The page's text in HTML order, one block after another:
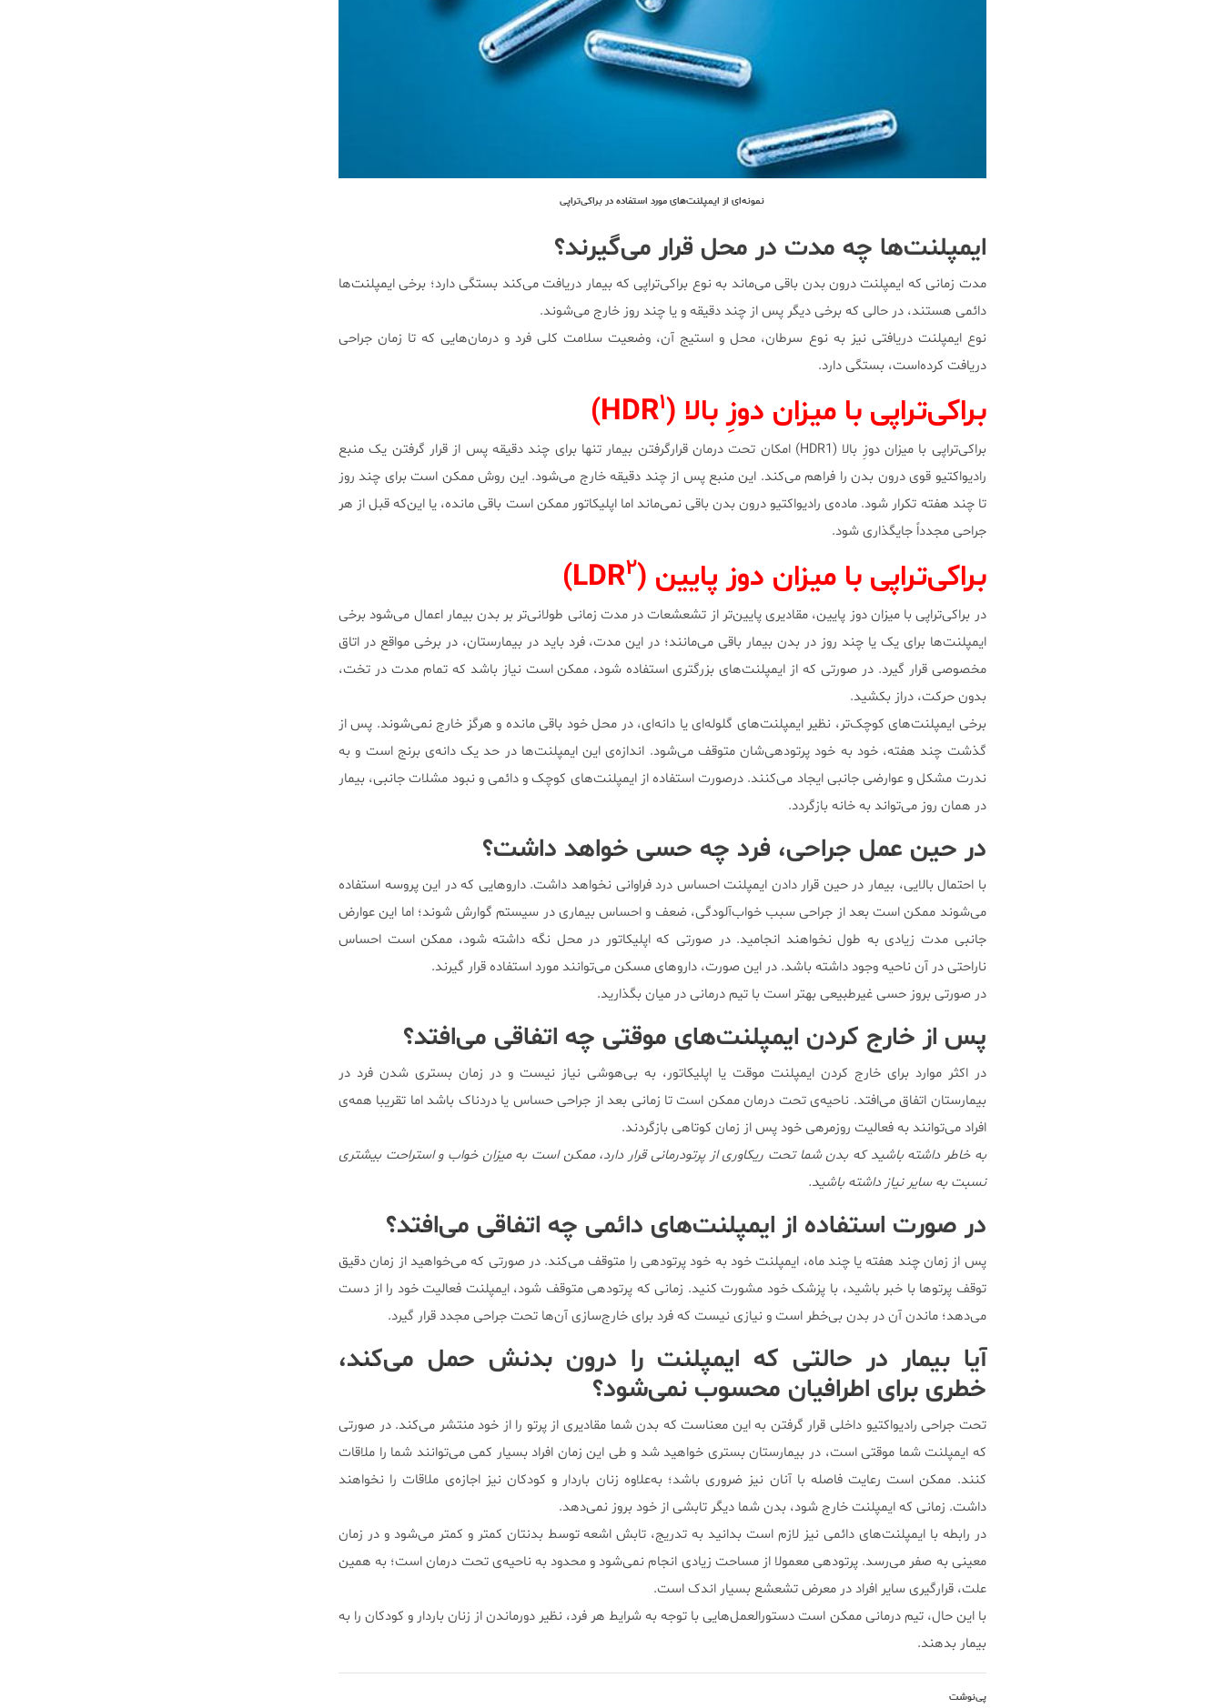
نمونه‌ای از ایمپلنت‌های مورد استفاده در براکی‌تراپی
ایمپلنت‌ها چه مدت در محل قرار می‌گیرند؟
مدت زمانی که ایمپلنت درون بدن باقی می‌ماند به نوع براکی‌تراپی که بیمار دریافت می‌کند بستگی دارد؛ برخی ایمپلنت‌ها
دائمی هستند، در حالی که برخی دیگر پس از چند دقیقه و یا چند روز خارج می‌شوند.
نوع ایمپلنت دریافتی نیز به نوع سرطان، محل و استیج آن، وضعیت سلامت کلی فرد و درمان‌هایی که تا زمان جراحی
دریافت کرده‌است، بستگی دارد.
براکی‌تراپی با میزان دوزِ بالا (HDR۱ )
براکی‌تراپی با میزان دوزِ بالا (HDR1) امکان تحت درمان قرارگرفتن بیمار تنها برای چند دقیقه پس از قرار گرفتن یک منبع
رادیواکتیو قوی درون بدن را فراهم می‌کند. این منبع پس از چند دقیقه خارج می‌شود. این روش ممکن است برای چند روز
تا چند هفته تکرار شود. ماده‌ی رادیواکتیو درون بدن باقی‌ نمی‌ماند اما اپلیکاتور ممکن است باقی مانده، یا این‌که قبل از هر
جراحی مجدداً جایگذاری شود.
براکی‌تراپی با میزان دوز پایین (LDR۲ )
در براکی‌تراپی با میزان دوز پایین، مقادیری پایین‌تر از تشعشعات در مدت زمانی طولانی‌تر بر بدن بیمار اعمال می‌شود برخی
ایمپلنت‌ها برای یک یا چند روز در بدن بیمار باقی می‌مانند؛ در این مدت، فرد باید در بیمارستان، در برخی مواقع در اتاق
مخصوصی قرار گیرد. در صورتی که از ایمپلنت‌های بزرگتری استفاده شود، ممکن است نیاز باشد که تمام مدت در تخت،
بدون حرکت، دراز بکشید.
برخی ایمپلنت‌های کوچک‌تر، نظیر ایمپلنت‌های گلوله‌ای یا دانه‌ای، در محل خود باقی‌ مانده و هرگز خارج نمی‌شوند. پس از
گذشت چند هفته، خود به خود پرتودهی‌شان متوقف می‌شود. اندازه‌ی این ایمپلنت‌ها در حد یک دانه‌ی برنج است و به
ندرت مشکل و عوارضی جانبی ایجاد می‌کنند. درصورت استفاده از ایمپلنت‌های کوچک و دائمی و نبود مشلات جانبی، بیمار
در همان روز می‌تواند به خانه بازگردد.
در حین عمل جراحی، فرد چه حسی خواهد داشت؟
با احتمال بالایی، بیمار در حین قرار دادن ایمپلنت احساس درد فراوانی نخواهد داشت. داروهایی که در این پروسه استفاده
می‌شوند ممکن است بعد از جراحی سبب خواب‌آلودگی، ضعف و احساس بیماری در سیستم گوارش شوند؛ اما این عوارض
جانبی مدت زیادی به طول نخواهند انجامید. در صورتی که اپلیکاتور در محل نگه داشته شود، ممکن است احساس
ناراحتی در آن ناحیه وجود داشته باشد. در این صورت، داروهای مسکن می‌توانند مورد استفاده قرار گیرند.
در صورتی بروز حسی غیرطبیعی بهتر است با تیم درمانی در میان بگذارید.
پس از خارج کردن ایمپلنت‌های موقتی چه اتفاقی می‌افتد؟
در اکثر موارد برای خارج کردن ایمپلنت موقت یا اپلیکاتور، به بی‌هوشی نیاز نیست و در زمان بستری شدن فرد در
بیمارستان اتفاق می‌افتد. ناحیه‌ی تحت درمان ممکن است تا زمانی بعد از جراحی حساس یا دردناک باشد اما تقریبا همه‌ی
افراد می‌توانند به فعالیت روزمره‎ی خود پس از زمان کوتاهی بازگردند.
به خاطر داشته باشید که بدن شما تحت ریکاوری از پرتودرمانی قرار دارد، ممکن است به میزان خواب و استراحت بیشتری
نسبت به سایر نیاز داشته باشید.
در صورت استفاده از ایمپلنت‌های دائمی چه اتفاقی می‌افتد؟
پس از زمان چند هفته یا چند ماه، ایمپلنت خود به خود پرتودهی را متوقف می‌کند. در صورتی که می‌خواهید از زمان دقیق
توقف پرتوها با خبر باشید، با پزشک خود مشورت کنید. زمانی که پرتودهی متوقف شود، ایمپلنت فعالیت خود را از دست
می‌دهد؛ ماندن آن در بدن بی‌خطر است و نیازی نیست که فرد برای خارج‌سازی آن‌ها تحت جراحی مجدد قرار گیرد.
آیا بیمار در حالتی که ایمپلنت را درون بدنش حمل می‌کند،
خطری برای اطرافیان محسوب نمی‌شود؟
تحت جراحی رادیواکتیو داخلی قرار گرفتن به این معناست که بدن شما مقادیری از پرتو را از خود منتشر می‌کند. در صورتی
که ایمپلنت شما موقتی است، در بیمارستان بستری خواهید شد و طی این زمان افراد بسیار کمی می‌توانند شما را ملاقات
کنند. ممکن است رعایت فاصله با آنان نیز ضروری باشد؛ به‌علاوه زنان باردار و کودکان نیز اجازه‌ی ملاقات را نخواهند
داشت. زمانی که ایمپلنت خارج شود، بدن شما دیگر تابشی از خود بروز نمی‌دهد.
در رابطه با ایمپلنت‌های دائمی نیز لازم است بدانید به تدریج، تابش اشعه توسط بدنتان کمتر و کمتر می‌شود و در زمان
معینی به صفر می‌رسد. پرتودهی معمولا از مساحت زیادی انجام نمی‌شود و محدود به ناحیه‌ی تحت درمان است؛ به همین
علت، قرارگیری سایر افراد در معرض تشعشع بسیار اندک است.
با این حال، تیم درمانی ممکن است دستورالعمل‌هایی با توجه به شرایط هر فرد، نظیر دورماندن از زنان باردار و کودکان را به
بیمار بدهند.
پی‌نوشت